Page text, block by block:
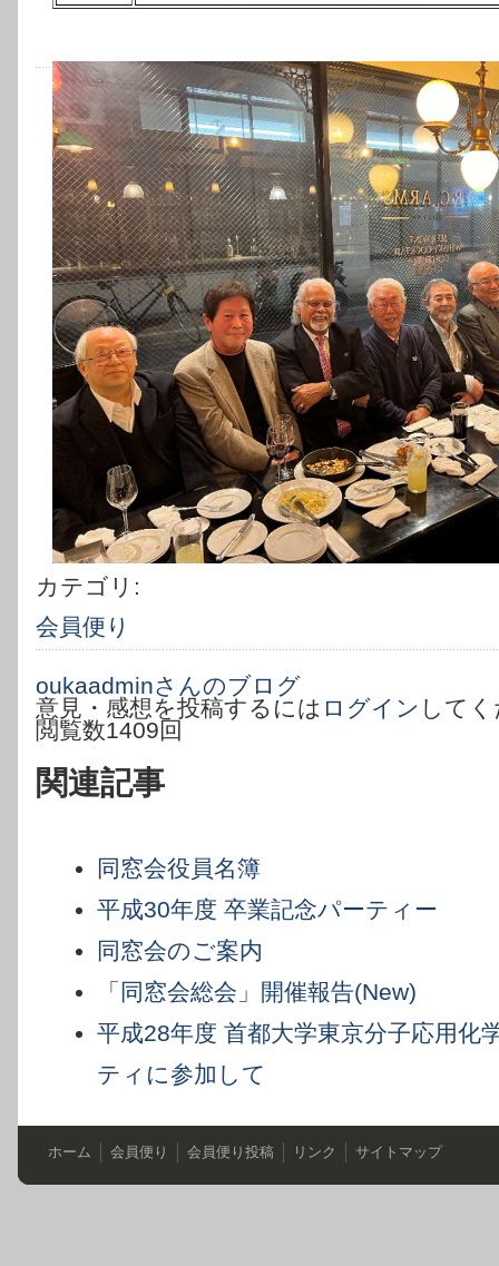
カテゴリ:
会員便り
oukaadminさんのブログ
意見・感想を投稿するには ログイン して
閲覧数1409回
関連記事
同窓会役員名簿
平成30年度 卒業記念パーティー
同窓会のご案内
「同窓会総会」開催報告(New)
平成28年度 首都大学東京分子応用化
ティに参加して
ホーム 会員便り 会員便り投稿 リンク サイトマップ